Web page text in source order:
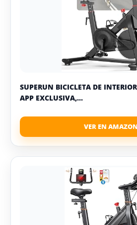
SUPERUN BICICLETA DE
APP EXCLUSIVA,...